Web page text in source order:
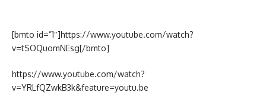
[bmto id=”1″]https://www.youtube.com/watch?
v=tSOQuomNEsg[/bmto]
https://www.youtube.com/watch?
v=YRLfQZwkB3k&feature=youtu.be